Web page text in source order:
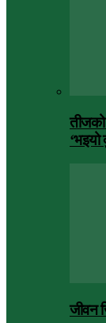
‘भइयो
जीवन